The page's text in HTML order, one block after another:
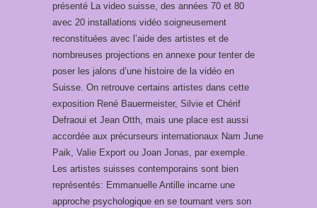
présenté La video suisse, des années 70 et 80
avec 20 installations vidéo soigneusement
reconstituées avec l’aide des artistes et de
nombreuses projections en annexe pour tenter de
poser les jalons d’une histoire de la vidéo en
Suisse. On retrouve certains artistes dans cette
exposition René Bauermeister, Silvie et Chérif
Defraoui et Jean Otth, mais une place est aussi
accordée aux précurseurs internationaux Nam June
Paik, Valie Export ou Joan Jonas, par exemple.
Les artistes suisses contemporains sont bien
représentés: Emmanuelle Antille incarne une
approche psychologique en se tournant vers son